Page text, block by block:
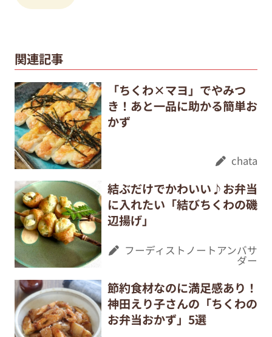
関連記事
「ちくわ×マヨ」でやみつ
き！あと一品に助かる簡単お
かず
chata
結ぶだけでかわいい♪お弁当
に入れたい「結びちくわの磯
辺揚げ」
フーディストノートアンバサ
ダー
節約食材なのに満足感あり！
神田えり子さんの「ちくわの
お弁当おかず」5選